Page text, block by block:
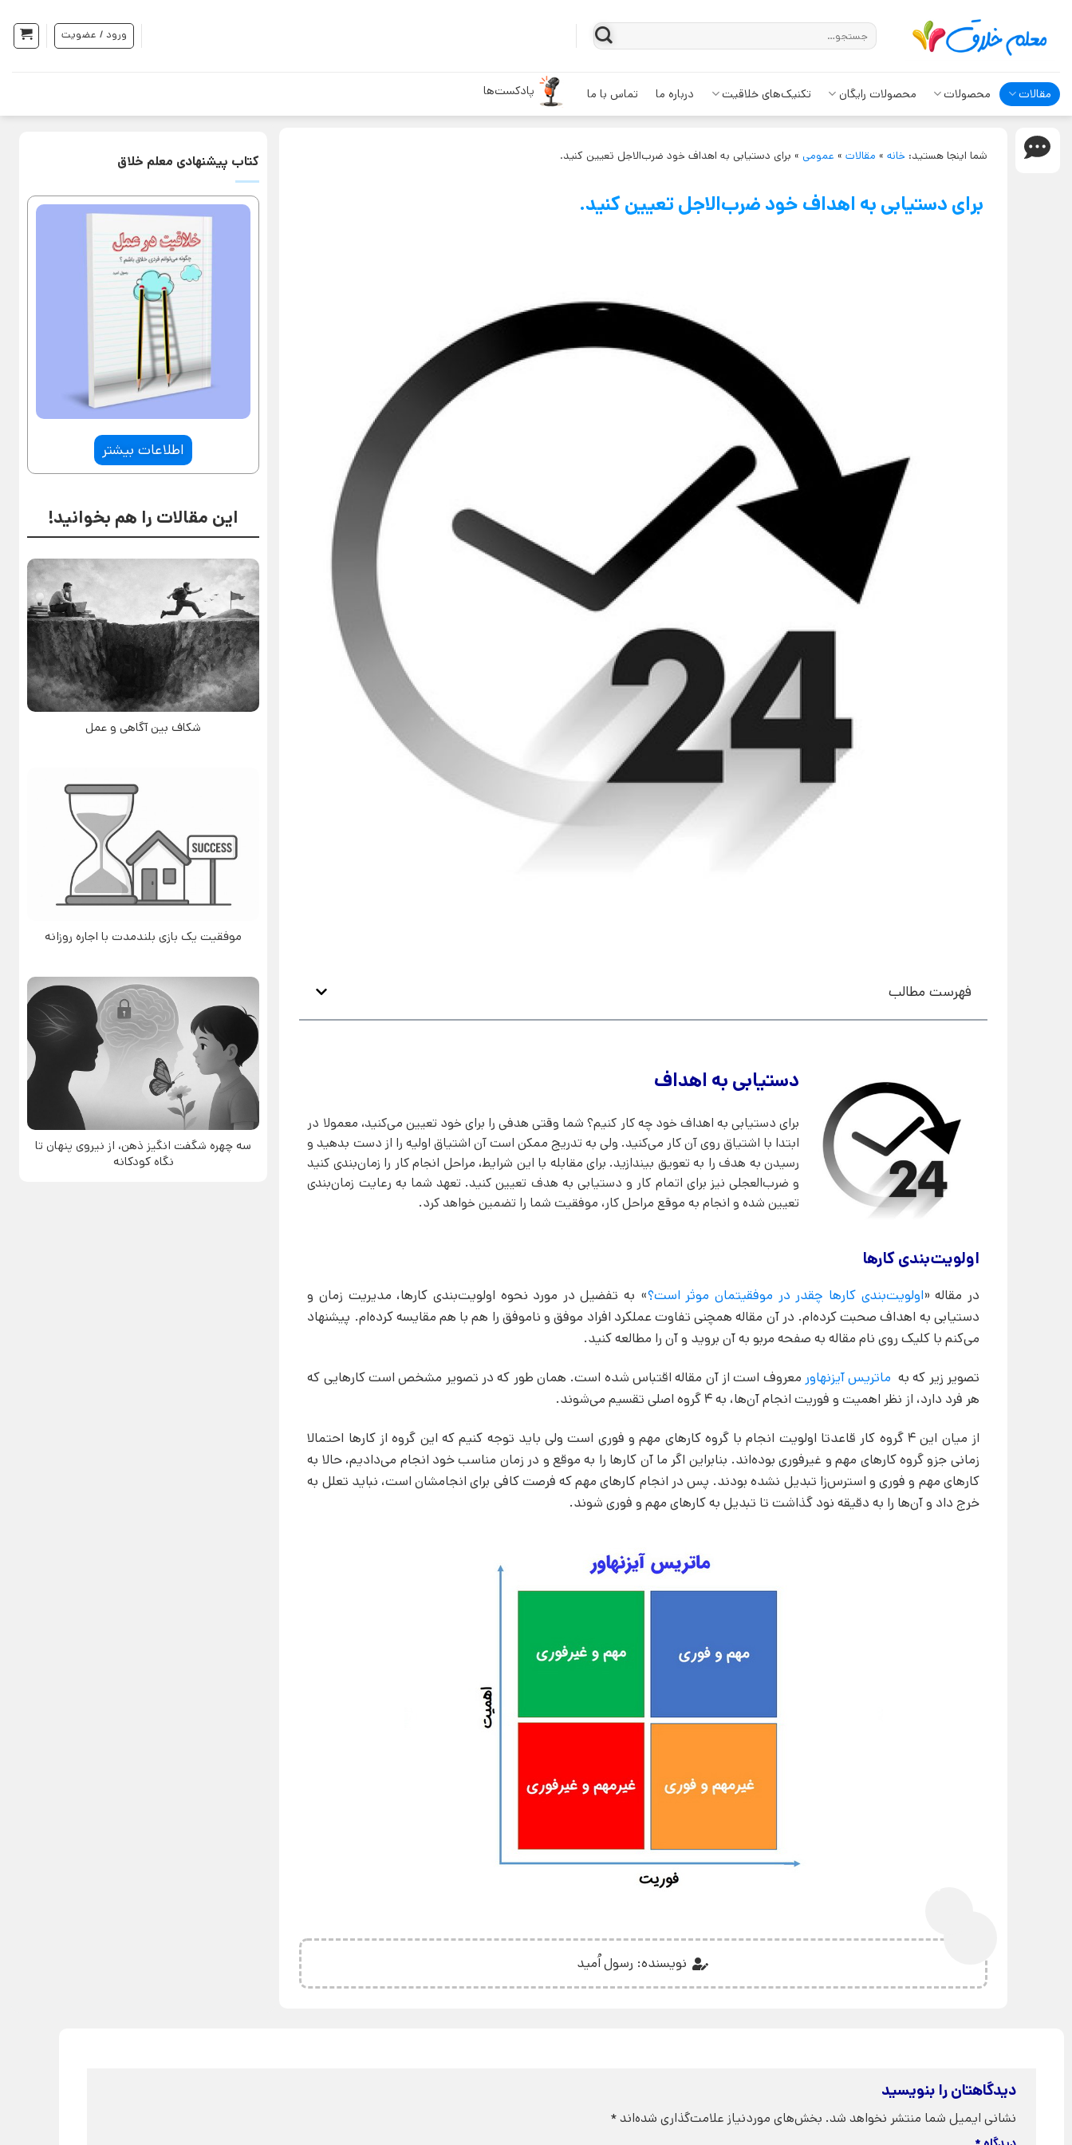
ورود / عضویت
مقالات محصولات محصولات رایگان تکنیک‌های خلاقیت درباره ما تماس با ما پادکست‌ها
شما اینجا هستید:خانه » مقالات » عمومی » برای دستیابی به اهداف خود ضرب‌الاجل تعیین کنید.
برای دستیابی به اهداف خود ضرب‌الاجل تعیین کنید.
فهرست مطالب
دستیابی به اهداف
برای دستیابی به اهداف خود چه کار کنیم؟ شما وقتی هدفی را برای خود تعیین می‌کنید، معمولا در
ابتدا با اشتیاق روی آن کار می‌کنید. ولی به تدریج ممکن است آن اشتیاق اولیه را از دست بدهید و
رسیدن به هدف را به تعویق بیندازید. برای مقابله با این شرایط، مراحل انجام کار را زمان‌بندی کنید
و ضرب‌العجلی نیز برای اتمام کار و دستیابی به هدف تعیین کنید. تعهد شما به رعایت زمان‌بندی
تعیین شده و انجام به موقع مراحل کار، موفقیت شما را تضمین خواهد کرد.
اولویت‌بندی کارها
در مقاله «اولویت‌بندی کارها چقدر در موفقیتمان موثر است؟» به تفضیل در مورد نحوه اولویت‌بندی کارها، مدیریت زمان و
دستیابی به اهداف صحبت کرده‌ام. در آن مقاله همچنی تفاوت عملکرد افراد موفق و ناموفق را هم با هم مقایسه کرده‌ام. پیشنهاد
می‌کنم با کلیک روی نام مقاله به صفحه مربو به آن بروید و آن را مطالعه کنید.
تصویر زیر که به ماتریس آیزنهاور معروف است از آن مقاله اقتباس شده است. همان طور که در تصویر مشخص است کارهایی که
هر فرد دارد، از نظر اهمیت و فوریت انجام آن‌ها، به 4 گروه اصلی تقسیم می‌شوند.
از میان این 4 گروه کار قاعدتا اولویت انجام با گروه کارهای مهم و فوری است ولی باید توجه کنیم که این گروه از کارها احتمالا
زمانی جزو گروه کارهای مهم و غیرفوری بوده‌اند. بنابراین اگر ما آن کارها را به موقع و در زمان مناسب خود انجام می‌دادیم، حالا به
کارهای مهم و فوری و استرس‌زا تبدیل نشده بودند. پس در انجام کارهای مهم که فرصت کافی برای انجامشان است، نباید تعلل به
خرج داد و آن‌ها را به دقیقه نود گذاشت تا تبدیل به کارهای مهم و فوری شوند.
نویسنده: رسول اُمید
کتاب پیشنهادی معلم خلاق
اطلاعات بیشتر
این مقالات را هم بخوانید!
شکاف بین آگاهی و عمل
موفقیت یک بازی بلندمدت با اجاره روزانه
سه چهره شگفت انگیز ذهن، از نیروی پنهان تا
نگاه کودکانه
دیدگاهتان را بنویسید
نشانی ایمیل شما منتشر نخواهد شد. بخش‌های موردنیاز علامت‌گذاری شده‌اند*